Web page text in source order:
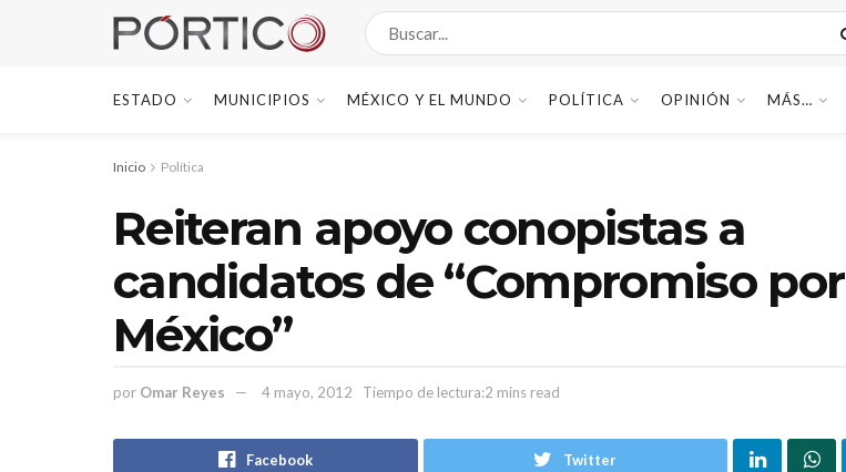
ESTADO MUNICIPIOS MÉXICO Y EL MUNDO POLÍTICA OPINIÓN MÁS…
Inicio Política
Reiteran apoyo conopistas a
candidatos de “Compromiso por
México”
por Omar Reyes 4 mayo, 2012 Tiempo de lectura:2 mins read
Facebook Twitter